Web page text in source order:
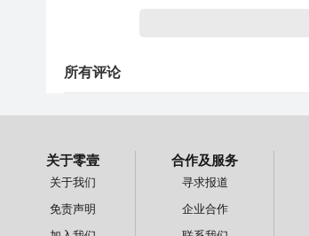
所有评论
关于零壹
关于我们
免责声明
合作及服务
寻求报道
企业合作